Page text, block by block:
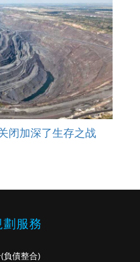
闭加深了生存之战
服務
(負債整合)